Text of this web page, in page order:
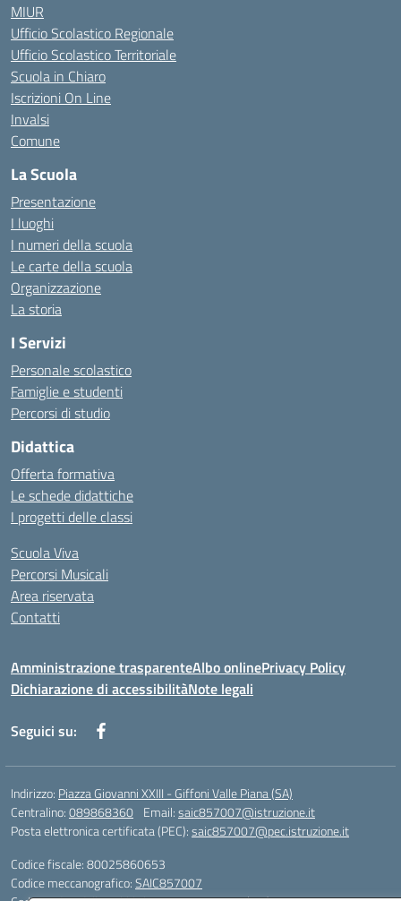
MIUR
Ufficio Scolastico Regionale
Ufficio Scolastico Territoriale
Scuola in Chiaro
Iscrizioni On Line
Invalsi
Comune
La Scuola
Presentazione
I luoghi
I numeri della scuola
Le carte della scuola
Organizzazione
La storia
I Servizi
Personale scolastico
Famiglie e studenti
Percorsi di studio
Didattica
Offerta formativa
Le schede didattiche
I progetti delle classi
Scuola Viva
Percorsi Musicali
Area riservata
Contatti
Amministrazione trasparenteAlbo onlinePrivacy Policy
Dichiarazione di accessibilitàNote legali
Seguici su:
Indirizzo: Piazza Giovanni XXIII - Giffoni Valle Piana (SA)
Centralino:089868360 Email:saic857007@istruzione.it
Posta elettronica certificata (PEC):saic857007@pec.istruzione.it
Codice fiscale: 80025860653
Codice meccanografico:SAIC857007